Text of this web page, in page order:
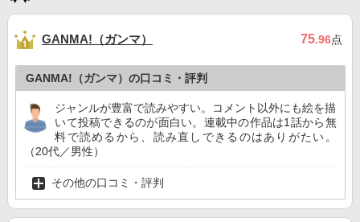
GANMA!（ガンマ） 75.96点
GANMA!（ガンマ）の口コミ・評判
ジャンルが豊富で読みやすい。コメント以外にも絵を描
いて投稿できるのが面白い。連載中の作品は1話から無
料で読めるから、読み直しできるのはありがたい。
（20代／男性）
その他の口コミ・評判